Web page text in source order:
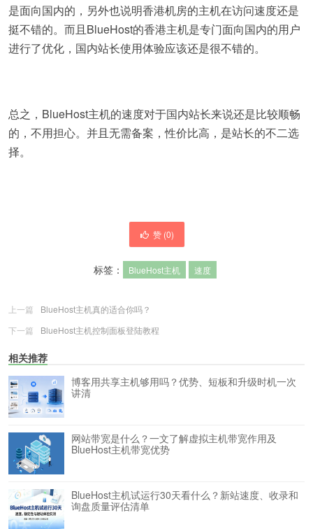
是面向国内的，另外也说明香港机房的主机在访问速度还是
挺不错的。而且BlueHost的香港主机是专门面向国内的用户
进行了优化，国内站长使用体验应该还是很不错的。
总之，BlueHost主机的速度对于国内站长来说还是比较顺畅
的，不用担心。并且无需备案，性价比高，是站长的不二选
择。
赞 (0)
标签： BlueHost主机 速度
上一篇
BlueHost主机真的适合你吗？
下一篇
BlueHost主机控制面板登陆教程
相关推荐
博客用共享主机够用吗？优势、短板和升级时机一次
讲清
网站带宽是什么？一文了解虚拟主机带宽作用及
BlueHost主机带宽优势
BlueHost主机试运行30天看什么？新站速度、收录和
询盘质量评估清单